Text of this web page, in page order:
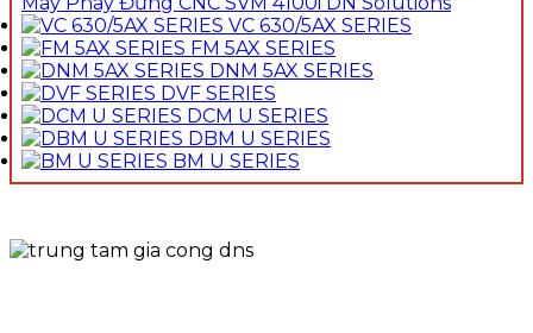
VC 630/5AX SERIES
FM 5AX SERIES
DNM 5AX SERIES
DVF SERIES
DCM U SERIES
DBM U SERIES
BM U SERIES